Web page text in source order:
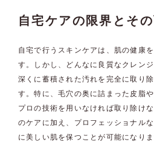
自宅ケアの限界とそ
自宅で行うスキンケアは、肌の健康
す。しかし、どんなに良質なクレン
深くに蓄積された汚れを完全に取り
す。特に、毛穴の奥に詰まった皮脂
プロの技術を用いなければ取り除け
のケアに加え、プロフェッショナル
に美しい肌を保つことが可能になりま